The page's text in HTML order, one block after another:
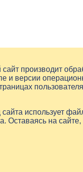
производит
и версии
использует
Оставаясь на